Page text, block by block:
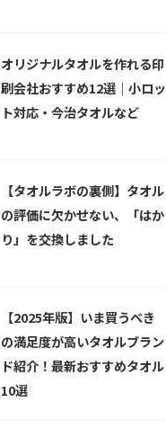
オリジナルタオルを作れる印
刷会社おすすめ12選｜小ロッ
ト対応・今治タオルなど
【タオルラボの裏側】タオル
の評価に欠かせない、「はか
り」を交換しました
【2025年版】いま買うべき
の満足度が高いタオルブラン
ド紹介！最新おすすめタオル
10選